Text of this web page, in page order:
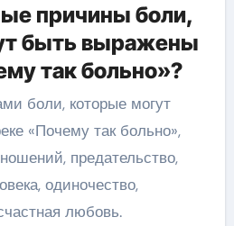
причины боли,
быть выражены
так больно»?
боли, которые могут
«Почему так больно»,
предательство,
одиночество,
любовь.